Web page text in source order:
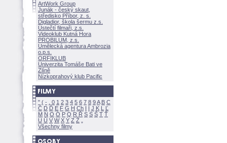
ArtWork Group
Junák - český skaut,
středisko Příbor, z. s.
Digladior, škola šermu z.s.
Ústečtí filmaři, z.s.
Videoklub Kutná Hora
PROBILUM, z.s.
Umělecká agentura Ambrozia
o.p.s.
ORFIKLUB
Univerzita Tomáše Bati ve
Zlíně
Nízkoprahový klub Pacific
" ( - 0 1 2 3 4 5 6 7 8 9A B C
Č D Ď E F G H Ch I Í J K L
Ľ
M N O Ó P Q R Ř S Ś T Ť
U Ú V W X Y Z
Všechny filmy